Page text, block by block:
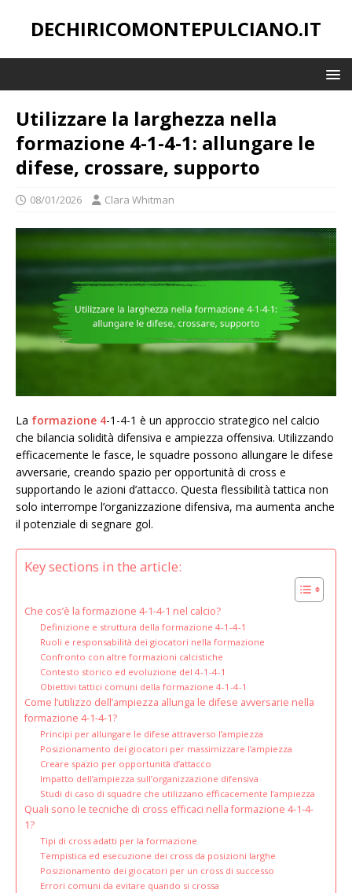
DECHIRICOMONTEPULCIANO.IT
Utilizzare la larghezza nella
formazione 4-1-4-1: allungare le
difese, crossare, supporto
08/01/2026 Clara Whitman
La formazione 4-1-4-1 è un approccio strategico nel calcio
che bilancia solidità difensiva e ampiezza offensiva. Utilizzando
efficacemente le fasce, le squadre possono allungare le difese
avversarie, creando spazio per opportunità di cross e
supportando le azioni d’attacco. Questa flessibilità tattica non
solo interrompe l’organizzazione difensiva, ma aumenta anche
il potenziale di segnare gol.
Key sections in the article:
Che cos’è la formazione 4-1-4-1 nel calcio?
Definizione e struttura della formazione 4-1-4-1
Ruoli e responsabilità dei giocatori nella formazione
Confronto con altre formazioni calcistiche
Contesto storico ed evoluzione del 4-1-4-1
Obiettivi tattici comuni della formazione 4-1-4-1
Come l’utilizzo dell’ampiezza allunga le difese avversarie nella
formazione 4-1-4-1?
Principi per allungare le difese attraverso l’ampiezza
Posizionamento dei giocatori per massimizzare l’ampiezza
Creare spazio per opportunità d’attacco
Impatto dell’ampiezza sull’organizzazione difensiva
Studi di caso di squadre che utilizzano efficacemente l’ampiezza
Quali sono le tecniche di cross efficaci nella formazione 4-1-4-
1?
Tipi di cross adatti per la formazione
Tempistica ed esecuzione dei cross da posizioni larghe
Posizionamento dei giocatori per un cross di successo
Errori comuni da evitare quando si crossa